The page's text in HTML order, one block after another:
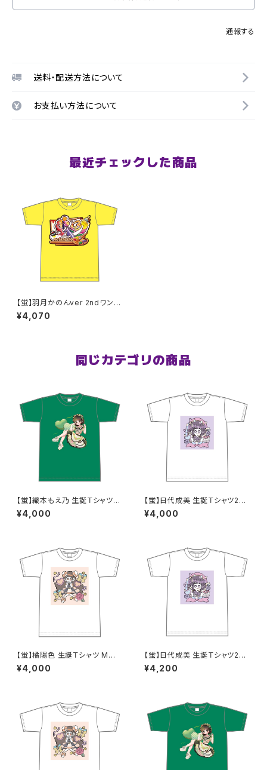
通報する
送料・配送方法について
お支払い方法について
最近チェックした商品
【蛍】羽月かのんver 2ndワンマ
ンTシャツ XXL〜XXXLサイズ
¥4,070
同じカテゴリの商品
【蛍】織本もえ乃 生誕Ｔシャツ2
025 M〜XLサイズ
¥4,000
【蛍】日代成美 生誕Ｔシャツ202
5 M〜XLサイズ
¥4,000
【蛍】橘陽色 生誕Ｔシャツ M〜X
Lサイズ
¥4,000
【蛍】日代成美 生誕Ｔシャツ202
5 XXL〜XXXLサイズ
¥4,200